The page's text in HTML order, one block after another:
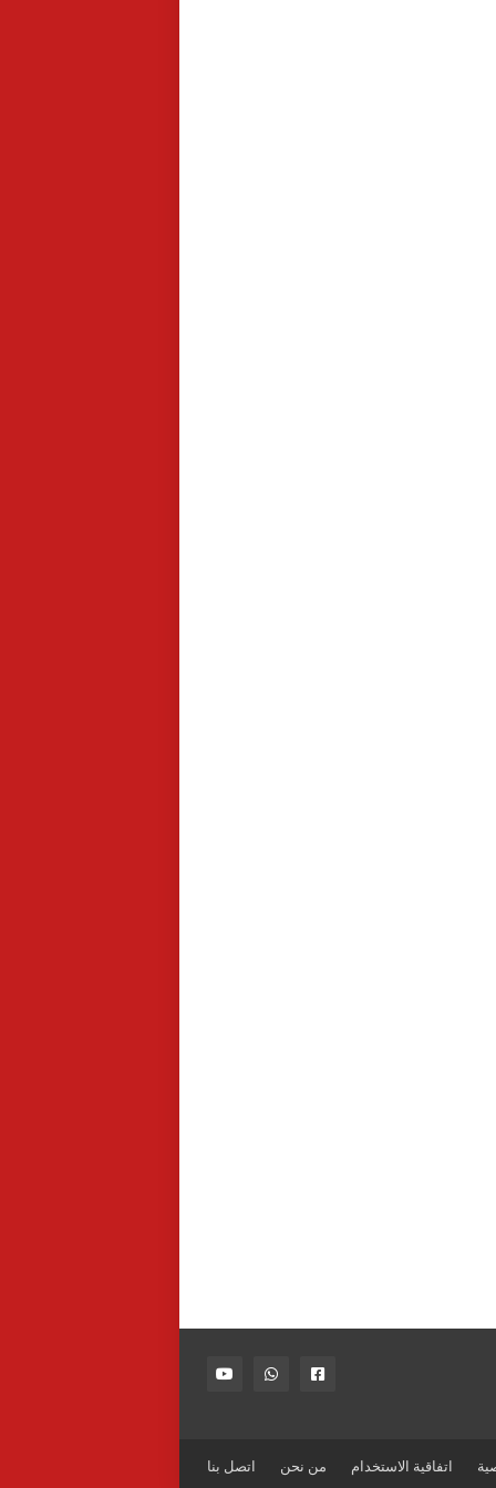
اتفاقية الاستخدام من نحن اتصل بنا